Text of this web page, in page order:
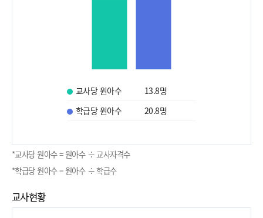
교사당 원아수 13.8명
학급당 원아수
20.8명
*교사당 원아수 = 원아수 ÷ 교사자격수
*학급당 원아수 = 원아수 ÷ 학급수
교사현황